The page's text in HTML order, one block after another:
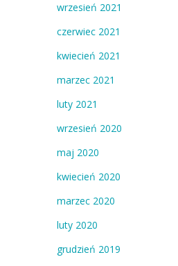
wrzesień 2021
czerwiec 2021
kwiecień 2021
marzec 2021
luty 2021
wrzesień 2020
maj 2020
kwiecień 2020
marzec 2020
luty 2020
grudzień 2019